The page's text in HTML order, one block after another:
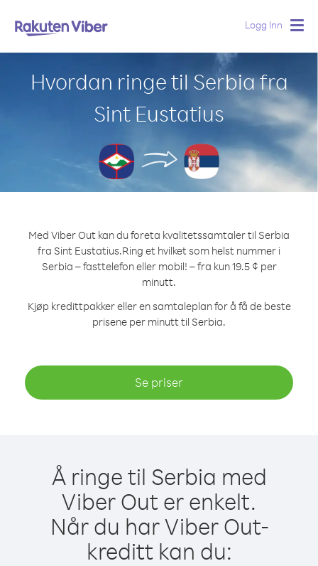
Logg Inn
Hvordan ringe til Serbia fra
Sint Eustatius
Med Viber Out kan du foreta kvalitetssamtaler til Serbia
fra Sint Eustatius.Ring et hvilket som helst nummer i
Serbia – fasttelefon eller mobil! – fra kun 19.5 ¢ per
minutt.
Kjøp kredittpakker eller en samtaleplan for å få de beste
prisene per minutt til Serbia.
Se priser
Å ringe til Serbia med
Viber Out er enkelt.
Når du har Viber Out-
kreditt kan du: